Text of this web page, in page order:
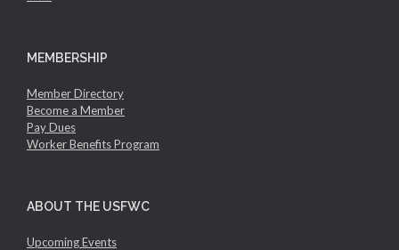
MEMBERSHIP
Member Directory
Become a Member
Pay Dues
Worker Benefits Program
ABOUT THE USFWC
Upcoming Events